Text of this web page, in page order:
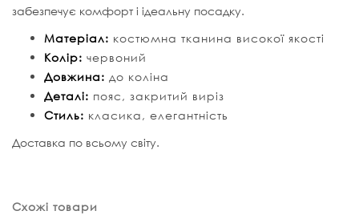
забезпечує комфорт і ідеальну посадку.
Матеріал: костюмна тканина високої якості
Колір: червоний
Довжина: до коліна
Деталі: пояс, закритий виріз
Стиль: класика, елегантність
Доставка по всьому світу.
Схожі товари